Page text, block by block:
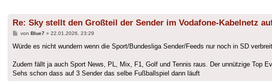
Re: Sky stellt den Großteil der Sender im Vodafone-Kabelnetz
Beitrag
von Blue7» 22.01.2026, 23:29
Würde es nicht wundern wenn die Sport/Bundesliga Sender/Feeds nur noch in SD
Zudem fällt ja auch Sport News, PL, Mix, F1, Golf und Tennis raus. Der unnützige Top
Sehs schon dass auf 3 Sender das selbe Fußballspiel dann läuft